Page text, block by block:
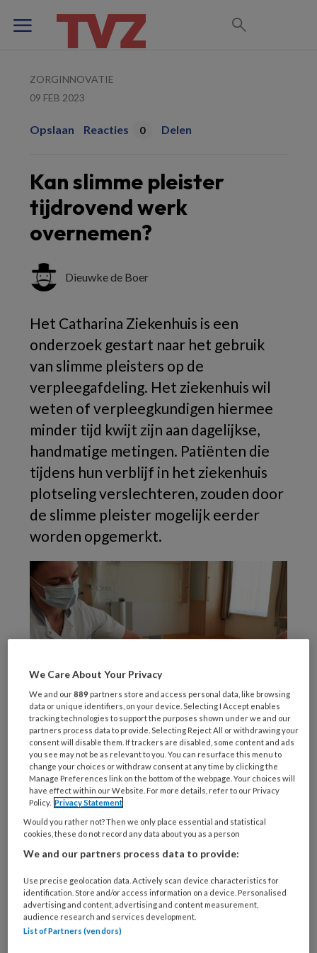
ZORGINNOVATIE
09 FEB 2023
Opslaan Reacties 0 Delen
Kan slimme pleister
tijdrovend werk
overnemen?
Dieuwke de Boer
Het Catharina Ziekenhuis is een
onderzoek gestart naar het gebruik
van slimme pleisters op de
verpleegafdeling. Het ziekenhuis wil
weten of verpleegkundigen hiermee
minder tijd kwijt zijn aan dagelijkse,
handmatige metingen. Patiënten die
tijdens hun verblijf in het ziekenhuis
plotseling verslechteren, zouden door
de slimme pleister mogelijk eerder
worden opgemerkt.
Een patiënt krijgt de Healthdot opgeplakt in het Catharina Ziekenhuis. ©
Catharina Ziekenhuis
Alle patiënten die opgenomen worden op de
afdeling chirurgische oncologie krijgen de
komende maanden bij binnenkomst een
pleister op hun borst geplakt. Die slimme
pleister meet elke vijf minuten onder meer de
hartslag en de ademhaling. Die data worden
automatisch beveiligd en naar een
datasysteem gestuurd. Een complicatie kan zo
mogelijk eerder opgemerkt worden. Ook
We Care About Your Privacy
We and our889 partners store and access personal data, like browsing
data or unique identifiers, on your device. Selecting I Accept enables
tracking technologies to support the purposes shown under we and our
partners process data to provide. Selecting Reject All or withdrawing your
consent will disable them. If trackers are disabled, some content and ads
you see may not be as relevant to you. You can resurface this menu to
change your choices or withdraw consent at any time by clicking the
Manage Preferences link on the bottom of the webpage. Your choices will
have effect within our Website. For more details, refer to our Privacy
Policy. Privacy Statement
Would you rather not? Then we only place essential and statistical
cookies, these do not record any data about you as a person
We and our partners process data to provide:
Use precise geolocation data. Actively scan device characteristics for
identification. Store and/or access information on a device. Personalised
advertising and content, advertising and content measurement,
audience research and services development.
List of Partners (vendors)